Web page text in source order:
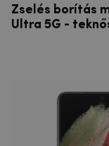
Zselés borítás
Ultra 5G -